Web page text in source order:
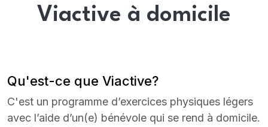
Viactive à domicile
Qu'est-ce que Viactive?
C'est un programme d’exercices physiques légers
avec l’aide d’un(e) bénévole qui se rend à domicile.